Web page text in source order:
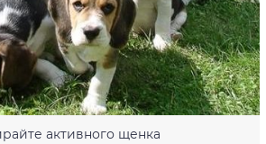
активного щенка